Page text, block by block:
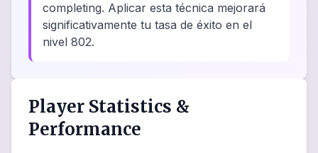
completing. Aplicar esta técnica mejorará
significativamente tu tasa de éxito en el
nivel 802.
Player Statistics &
Performance